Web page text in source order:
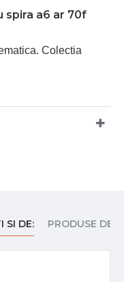
spira a6 ar 70f
Colectia
SI DE: PRODUSE DE